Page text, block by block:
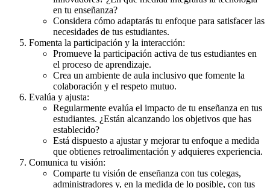
en tu enseñanza?
Considera cómo adaptarás tu enfoque para satisfacer las
necesidades de tus estudiantes.
Fomenta la participación y la interacción:
Promueve la participación activa de tus estudiantes en
el proceso de aprendizaje.
Crea un ambiente de aula inclusivo que fomente la
colaboración y el respeto mutuo.
Evalúa y ajusta:
Regularmente evalúa el impacto de tu enseñanza en tus
estudiantes. ¿Están alcanzando los objetivos que has
establecido?
Está dispuesto a ajustar y mejorar tu enfoque a medida
que obtienes retroalimentación y adquieres experiencia.
Comunica tu visión:
Comparte tu visión de enseñanza con tus colegas,
administradores y, en la medida de lo posible, con tus